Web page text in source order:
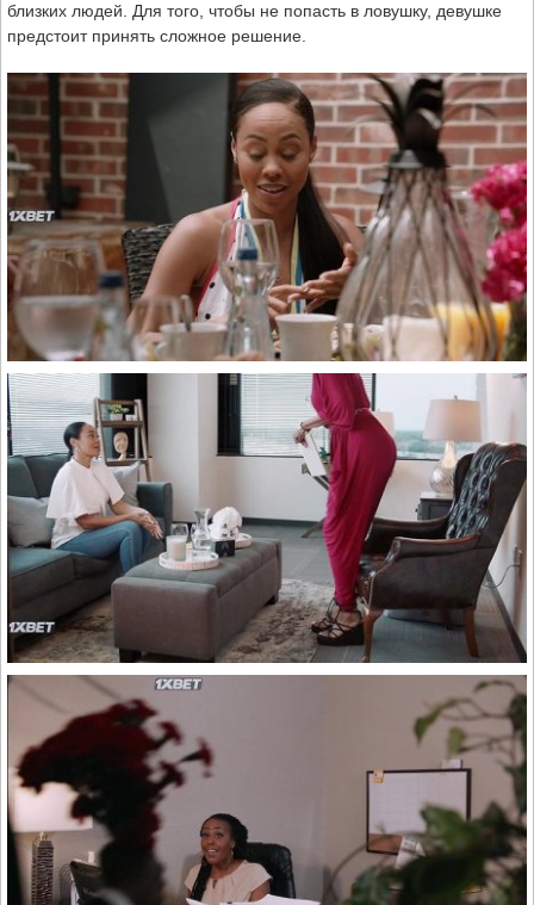
близких людей. Для того, чтобы не попасть в ловушку, девушке
предстоит принять сложное решение.